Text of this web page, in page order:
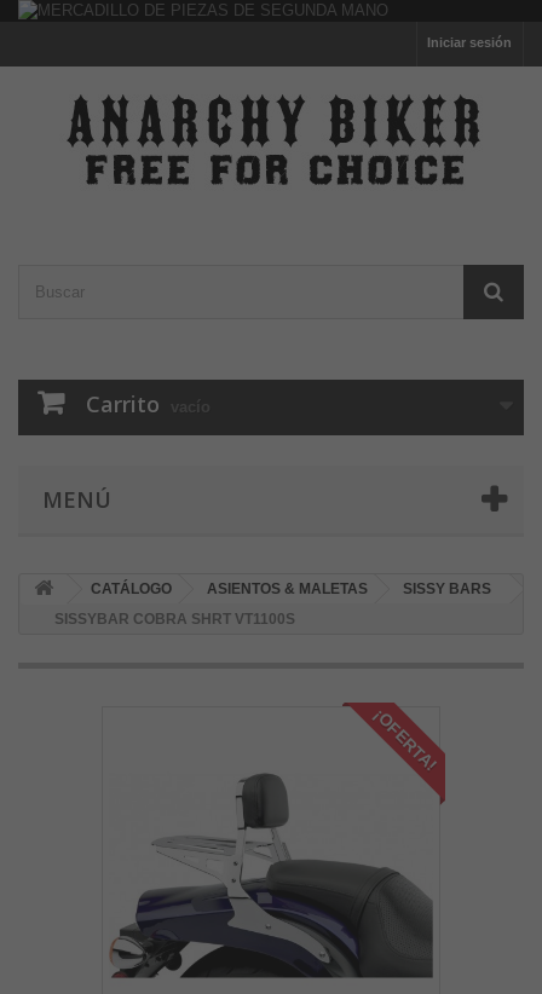
Iniciar sesión
Carrito vacío
MENÚ
CATÁLOGO ASIENTOS & MALETAS
SISSY BARS
SISSYBAR COBRA SHRT VT1100S
¡OFERTA!